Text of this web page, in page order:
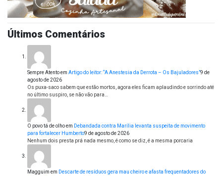
Últimos Comentários
Sempre Atentoem Artigo do leitor: “A Anestesia da Derrota – Os Bajuladores”9 de
agosto de 2026
Os puxa-saco sabem que estão mortos, agora eles ficam aplaudindo e sorrindo até
no último suspiro, se não vão para…
O povo tá de olhoem Debandada contra Marília levanta suspeita de movimento
para fortalecer Humberto9 de agosto de 2026
Nenhum dois presta prá nada mesmo, é como se diz, é a mesma porcaria
Magguim em Descarte de resíduos gera mau cheiro e afasta frequentadores do